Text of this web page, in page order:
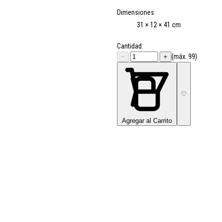
Dimensiones
31 × 12 × 41 cm
Cantidad:
− + (máx. 99)
Agregar al Carrito
♡